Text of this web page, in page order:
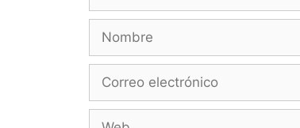
electrónico